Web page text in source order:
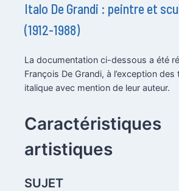
Italo De Grandi : peintre et
(1912-1988)
La documentation ci-dessous a été
François De Grandi, à l’exception des
italique avec mention de leur auteur.
Caractéristiques
artistiques
.
SUJET